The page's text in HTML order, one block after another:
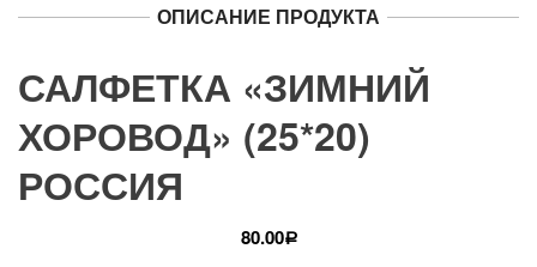
ОПИСАНИЕ ПРОДУКТА
САЛФЕТКА «ЗИМНИЙ
ХОРОВОД» (25*20)
РОССИЯ
80.00Р